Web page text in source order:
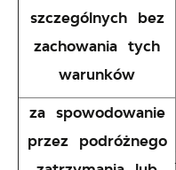
szczególnych bez
zachowania tych
warunków
za spowodowanie
przez podróżnego